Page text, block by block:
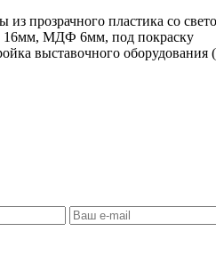
прозрачного пластика со
МДФ 6мм, под покраску
выставочного оборудования